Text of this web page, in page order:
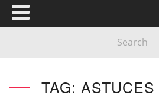
TAG: